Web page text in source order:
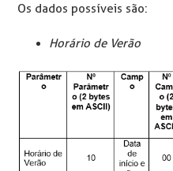
Os dados possíveis são:
Horário de Verão